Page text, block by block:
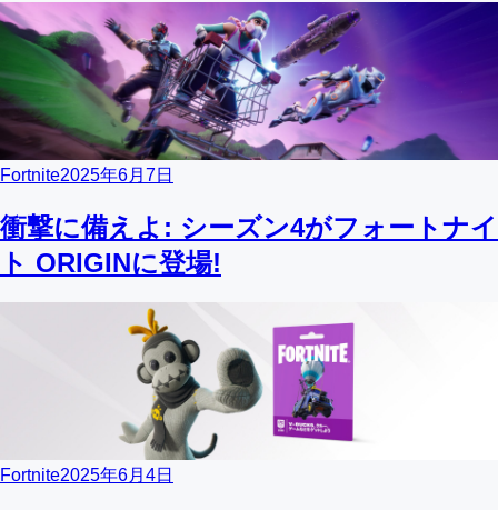
Fortnite2025年6月7日
衝撃に備えよ: シーズン4がフォートナイ
ト ORIGINに登場!
Fortnite2025年6月4日